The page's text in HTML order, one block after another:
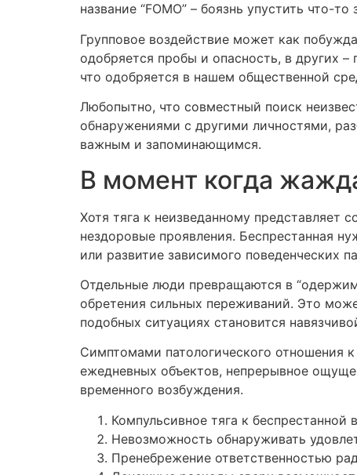
название “FOMO” – боязнь упустить что-то
Групповое воздействие может как
одобряется пробы и опасность, в других
что одобряется в нашем общественной
Любопытно, что совместный поиск
обнаружениями с другими личностями,
важным и запоминающимся.
В момент когда
Хотя тяга к неизведанному
нездоровые проявления. Беспрестанная
или развитие зависимого поведенческих
Отдельные люди превращаются в
обретения сильных переживаний. Это
подобных ситуациях становится
Симптомами патологического отношения
ежедневных объектов, непрерывное
временного возбуждения.
Компульсивное тяга к беспрестанной
Невозможность обнаруживать
Пренебрежение ответственностью